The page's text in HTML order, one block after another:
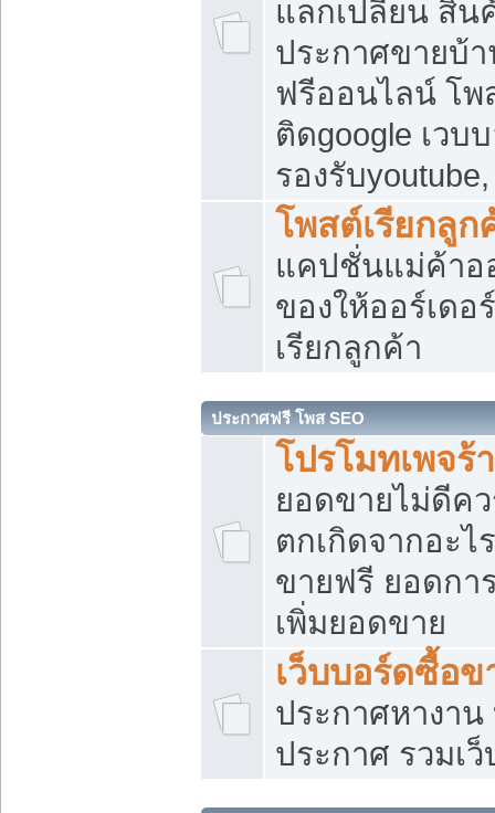
แลกเปลี่ยน สิน
ประกาศขายบ้
ฟรีออนไลน์ โพ
ติดgoogle เวบ
รองรับ
โพสต์เรียกลูก
แคปชั่นแม่ค้าอ
ของให้ออร์เดอ
เรียกลูกค้า
ประกาศฟรี โพส SEO
โปรโมทเพจร้
ยอดขายไม่ดีค
ตกเกิดจากอะไ
ขายฟรี ยอดกา
เพิ่มยอดขาย
เว็บบอร์ดซื้อข
ประกาศหางาน
ประกาศ รวมเ